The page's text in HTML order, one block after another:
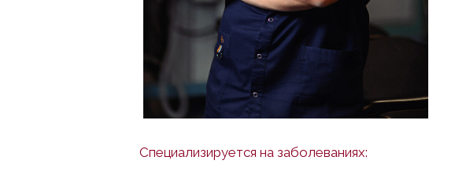
Специализируется на заболеваниях: